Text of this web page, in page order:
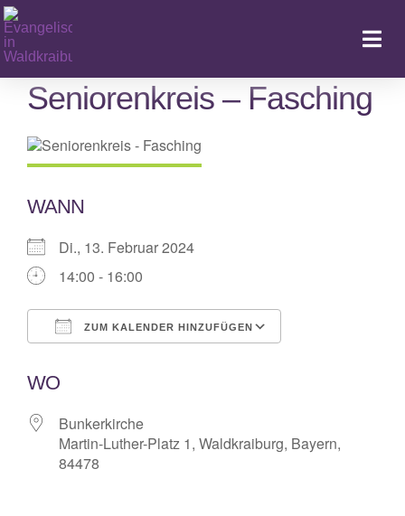
Zum
Inhalt
springen
Seniorenkreis – Fasching
WANN
Di., 13. Februar 2024
14:00 - 16:00
ZUM KALENDER HINZUFÜGEN
WO
Bunkerkirche
Martin-Luther-Platz 1, Waldkraiburg, Bayern,
84478